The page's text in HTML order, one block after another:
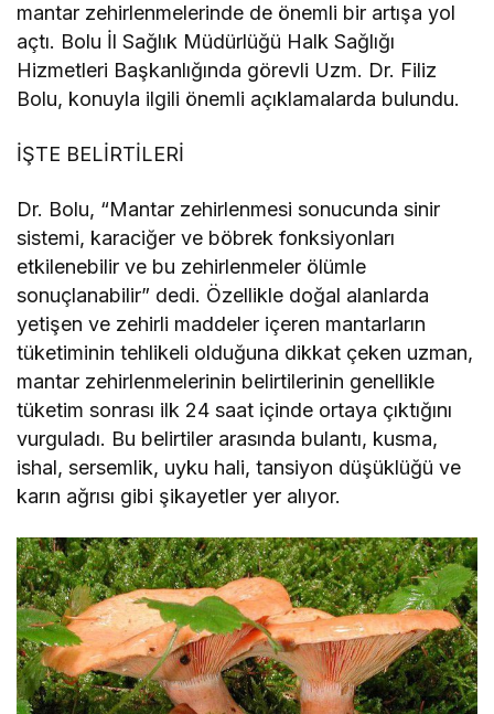
mantar zehirlenmelerinde de önemli bir artışa yol
açtı. Bolu İl Sağlık Müdürlüğü Halk Sağlığı
Hizmetleri Başkanlığında görevli Uzm. Dr. Filiz
Bolu, konuyla ilgili önemli açıklamalarda bulundu.
İŞTE BELİRTİLERİ
Dr. Bolu, “Mantar zehirlenmesi sonucunda sinir
sistemi, karaciğer ve böbrek fonksiyonları
etkilenebilir ve bu zehirlenmeler ölümle
sonuçlanabilir” dedi. Özellikle doğal alanlarda
yetişen ve zehirli maddeler içeren mantarların
tüketiminin tehlikeli olduğuna dikkat çeken uzman,
mantar zehirlenmelerinin belirtilerinin genellikle
tüketim sonrası ilk 24 saat içinde ortaya çıktığını
vurguladı. Bu belirtiler arasında bulantı, kusma,
ishal, sersemlik, uyku hali, tansiyon düşüklüğü ve
karın ağrısı gibi şikayetler yer alıyor.